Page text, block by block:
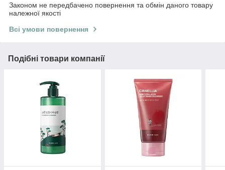
Законом не передбачено повернення та обмін даного товару
належної якості
Всі умови повернення
Подібні товари компанії